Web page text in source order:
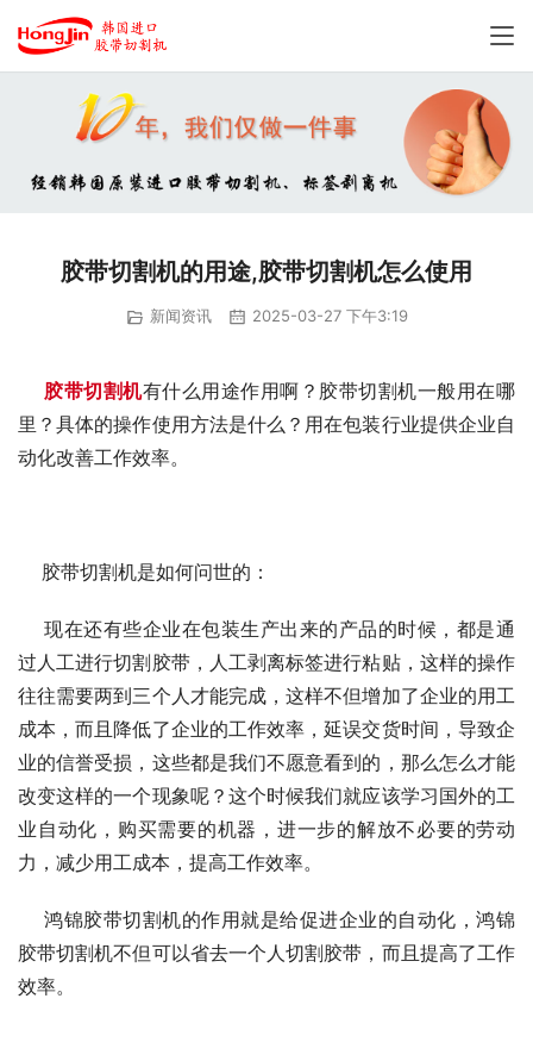
胶带切割机的用途,胶带切割机怎么使用
新闻资讯 2025-03-27 下午3:19
胶带切割机有什么用途作用啊？胶带切割机一般用在哪
里？具体的操作使用方法是什么？用在包装行业提供企业自
动化改善工作效率。
    胶带切割机是如何问世的：
过人工进行切割胶带，人工剥离标签进行粘贴，这样的操作
往往需要两到三个人才能完成，这样不但增加了企业的用工
成本，而且降低了企业的工作效率，延误交货时间，导致企
业的信誉受损，这些都是我们不愿意看到的，那么怎么才能
改变这样的一个现象呢？这个时候我们就应该学习国外的工
业自动化，购买需要的机器，进一步的解放不必要的劳动
力，减少用工成本，提高工作效率。
胶带切割机不但可以省去一个人切割胶带，而且提高了工作
效率。